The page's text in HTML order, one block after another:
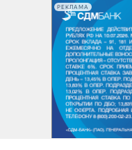
РЕКЛАМА